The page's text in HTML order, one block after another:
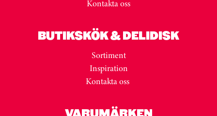
Kontakta oss
BUTIKSKÖK & DELIDISK
Sortiment
Inspiration
Kontakta oss